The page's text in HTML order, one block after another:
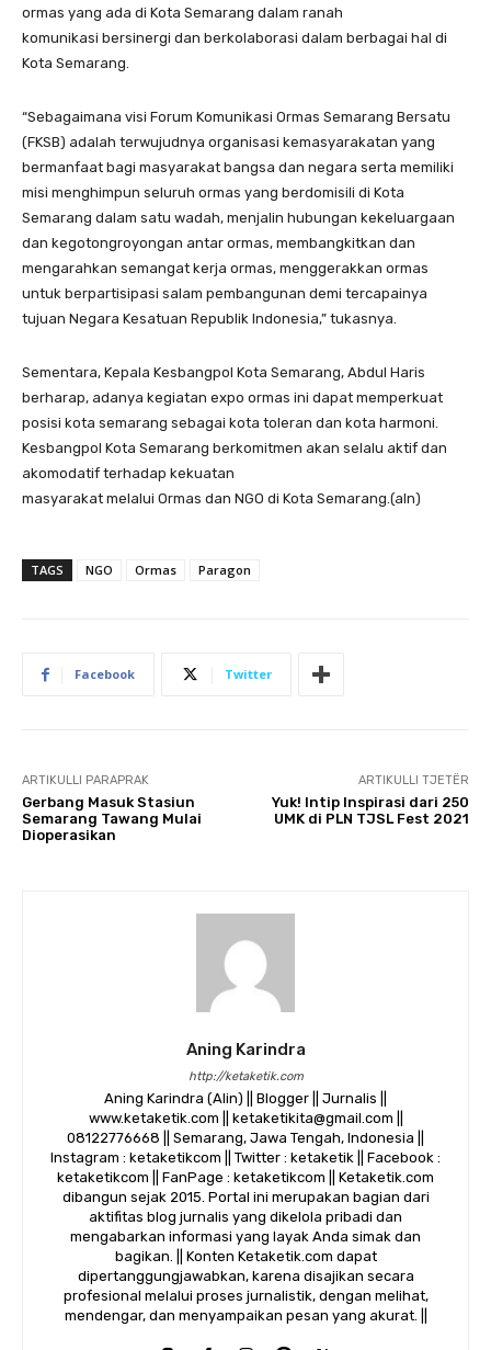
ormas yang ada di Kota Semarang dalam ranah
komunikasi bersinergi dan berkolaborasi dalam berbagai hal di
Kota Semarang.
“Sebagaimana visi Forum Komunikasi Ormas Semarang Bersatu
(FKSB) adalah terwujudnya organisasi kemasyarakatan yang
bermanfaat bagi masyarakat bangsa dan negara serta memiliki
misi menghimpun seluruh ormas yang berdomisili di Kota
Semarang dalam satu wadah, menjalin hubungan kekeluargaan
dan kegotongroyongan antar ormas, membangkitkan dan
mengarahkan semangat kerja ormas, menggerakkan ormas
untuk berpartisipasi salam pembangunan demi tercapainya
tujuan Negara Kesatuan Republik Indonesia,” tukasnya.
Sementara, Kepala Kesbangpol Kota Semarang, Abdul Haris
berharap, adanya kegiatan expo ormas ini dapat memperkuat
posisi kota semarang sebagai kota toleran dan kota harmoni.
Kesbangpol Kota Semarang berkomitmen akan selalu aktif dan
akomodatif terhadap kekuatan
masyarakat melalui Ormas dan NGO di Kota Semarang.(aln)
TAGS NGO Ormas Paragon
Facebook Twitter
ARTIKULLI PARAPRAK
Gerbang Masuk Stasiun
Semarang Tawang Mulai
Dioperasikan
ARTIKULLI TJETËR
Yuk! Intip Inspirasi dari 250
UMK di PLN TJSL Fest 2021
Aning Karindra
http://ketaketik.com
Aning Karindra (Alin) || Blogger || Jurnalis ||
www.ketaketik.com || ketaketikita@gmail.com ||
08122776668 || Semarang, Jawa Tengah, Indonesia ||
Instagram : ketaketikcom || Twitter : ketaketik || Facebook :
ketaketikcom || FanPage : ketaketikcom || Ketaketik.com
dibangun sejak 2015. Portal ini merupakan bagian dari
aktifitas blog jurnalis yang dikelola pribadi dan
mengabarkan informasi yang layak Anda simak dan
bagikan. || Konten Ketaketik.com dapat
dipertanggungjawabkan, karena disajikan secara
profesional melalui proses jurnalistik, dengan melihat,
mendengar, dan menyampaikan pesan yang akurat. ||